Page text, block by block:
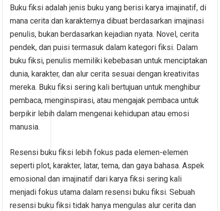
Buku fiksi adalah jenis buku yang berisi karya imajinatif, di
mana cerita dan karakternya dibuat berdasarkan imajinasi
penulis, bukan berdasarkan kejadian nyata. Novel, cerita
pendek, dan puisi termasuk dalam kategori fiksi. Dalam
buku fiksi, penulis memiliki kebebasan untuk menciptakan
dunia, karakter, dan alur cerita sesuai dengan kreativitas
mereka. Buku fiksi sering kali bertujuan untuk menghibur
pembaca, menginspirasi, atau mengajak pembaca untuk
berpikir lebih dalam mengenai kehidupan atau emosi
manusia.
Resensi buku fiksi lebih fokus pada elemen-elemen
seperti plot, karakter, latar, tema, dan gaya bahasa. Aspek
emosional dan imajinatif dari karya fiksi sering kali
menjadi fokus utama dalam resensi buku fiksi. Sebuah
resensi buku fiksi tidak hanya mengulas alur cerita dan